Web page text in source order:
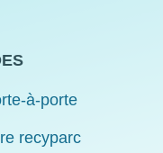
à-porte
recyparc